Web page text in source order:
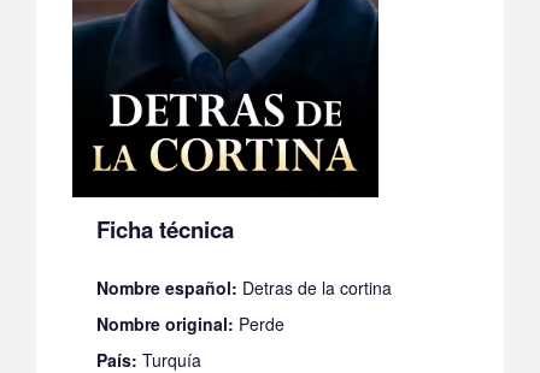
Ficha técnica
Nombre español: Detras de la cortina
Nombre original: Perde
País: Turquía